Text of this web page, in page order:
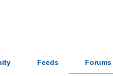
Feeds Forums